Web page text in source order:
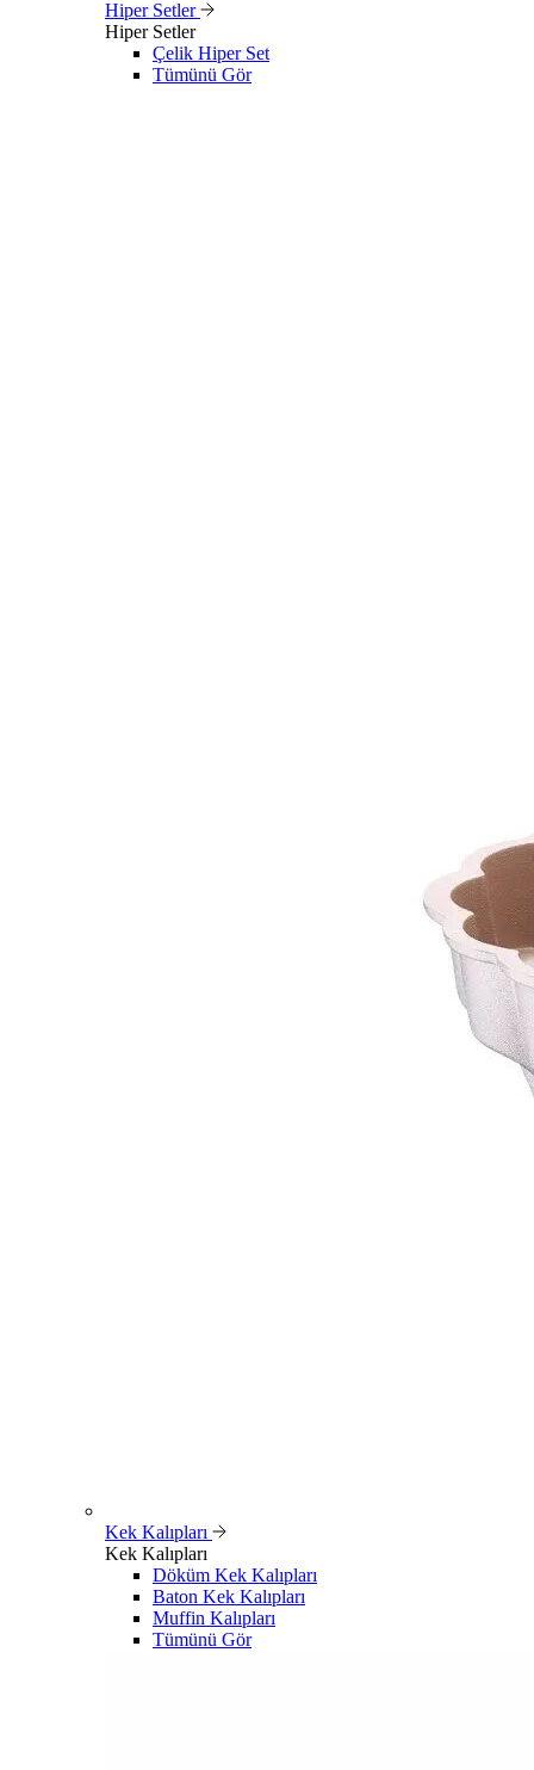
Hiper Setler
Hiper Setler
Çelik Hiper Set
Tümünü Gör
Kek Kalıpları
Kek Kalıpları
Döküm Kek Kalıpları
Baton Kek Kalıpları
Muffin Kalıpları
Tümünü Gör